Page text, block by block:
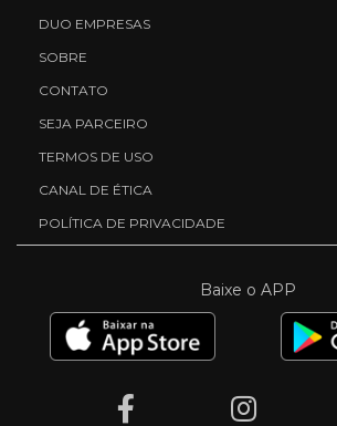
DUO EMPRESAS
SOBRE
CONTATO
SEJA PARCEIRO
TERMOS DE USO
CANAL DE ÉTICA
POLÍTICA DE PRIVACIDADE
Baixe o APP